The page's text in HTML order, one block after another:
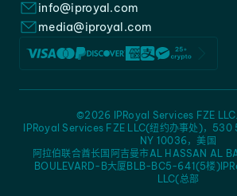
info@iproyal.com
media@iproyal.com
阿拉伯联合酋长国阿吉曼市AL HASSAN AL
BOULEVARD-B大厦BLB-BC5-641(5楼
LLC(总部
IPRoyal Services FZE LLC(纽约办事处)，530
NY 10036，美国
©2026 IPRoyal Services FZE